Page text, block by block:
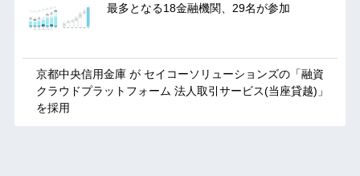
最多となる18金融機関、29名が参加
京都中央信用金庫 が セイコーソリューションズの「融資
クラウドプラットフォーム 法人取引サービス(当座貸越)」
を採用